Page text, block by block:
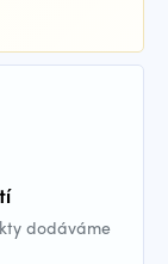
dodáváme